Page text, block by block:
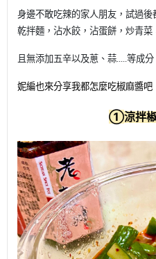
身邊不敢吃辣的家人朋友，試過
乾拌麵，沾水餃，沾蛋餅，炒青菜
且無添加五辛以及蔥、蒜.....等成分
妮編也來分享我都怎麼吃椒麻醬吧
①涼拌